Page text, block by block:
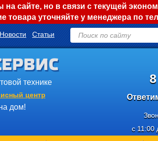
сайте, но в связи с текущей
товара уточняйте у менеджера по
Новости Статьи
технике
центр
дом!
с 11:00